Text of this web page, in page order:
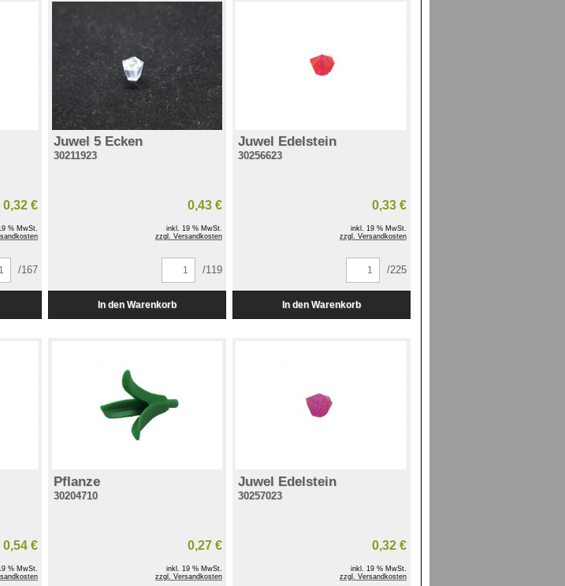
0,32 €
% MwSt.
/167
Juwel 5 Ecken
30211923
0,43 €
inkl. 19 % MwSt.
zzgl. Versandkosten
/119
Juwel Edelstein
30256623
0,33 €
inkl. 19 % MwSt.
zzgl. Versandkosten
/225
0,54 €
% MwSt.
Pflanze
30204710
0,27 €
inkl. 19 % MwSt.
zzgl. Versandkosten
Juwel Edelstein
30257023
0,32 €
inkl. 19 % MwSt.
zzgl. Versandkosten